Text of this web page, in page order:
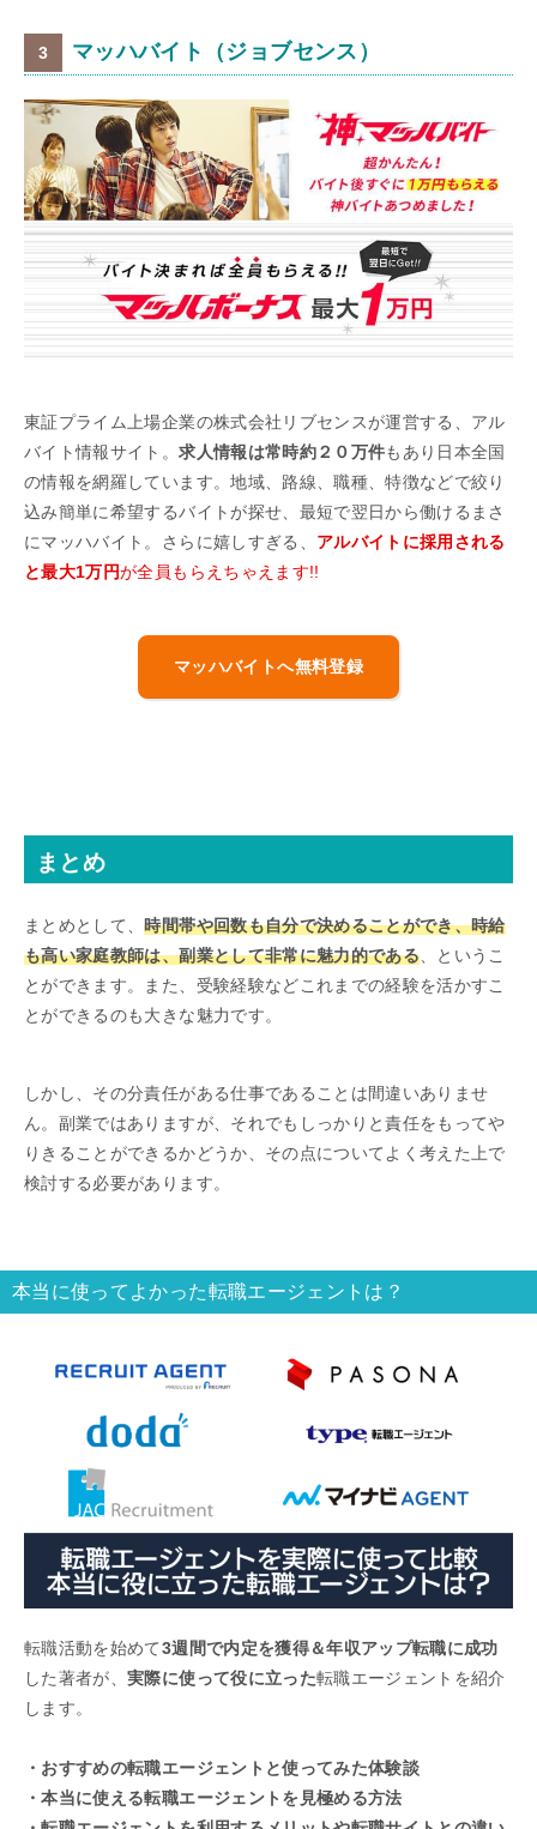
マッハバイト（ジョブセンス）
東証プライム上場企業の株式会社リブセンスが運営する、アル
バイト情報サイト。求人情報は常時約２０万件もあり日本全国
の情報を網羅しています。地域、路線、職種、特徴などで絞り
込み簡単に希望するバイトが探せ、最短で翌日から働けるまさ
にマッハバイト。さらに嬉しすぎる、 アルバイトに採用される
と最大1万円が全員もらえちゃえます!!
マッハバイトへ無料登録
まとめ
まとめとして、時間帯や回数も自分で決めることができ、時給
も高い家庭教師は、副業として非常に魅力的である、というこ
とができます。また、受験経験などこれまでの経験を活かすこ
とができるのも大きな魅力です。
しかし、その分責任がある仕事であることは間違いありませ
ん。副業ではありますが、それでもしっかりと責任をもってや
りきることができるかどうか、その点についてよく考えた上で
検討する必要があります。
本当に使ってよかった転職エージェントは？
転職活動を始めて3週間で内定を獲得＆年収アップ転職に成功
した著者が、実際に使って役に立った転職エージェントを紹介
します。
・おすすめの転職エージェントと使ってみた体験談
・本当に使える転職エージェントを見極める方法